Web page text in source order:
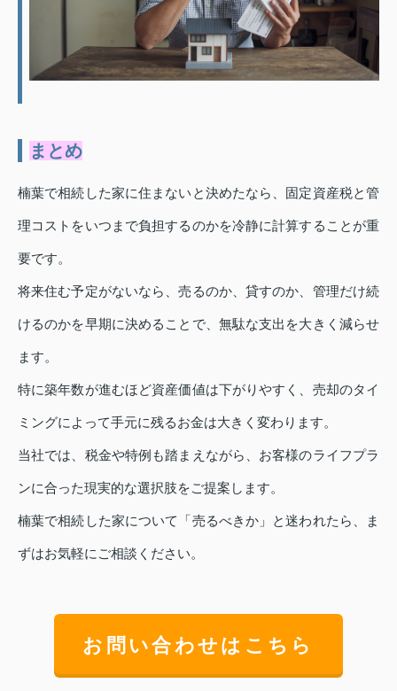
まとめ
楠葉で相続した家に住まないと決めたなら、固定資産税と管
理コストをいつまで負担するのかを冷静に計算することが重
要です。
将来住む予定がないなら、売るのか、貸すのか、管理だけ続
けるのかを早期に決めることで、無駄な支出を大きく減らせ
ます。
特に築年数が進むほど資産価値は下がりやすく、売却のタイ
ミングによって手元に残るお金は大きく変わります。
当社では、税金や特例も踏まえながら、お客様のライフプラ
ンに合った現実的な選択肢をご提案します。
楠葉で相続した家について「売るべきか」と迷われたら、ま
ずはお気軽にご相談ください。
お問い合わせはこちら